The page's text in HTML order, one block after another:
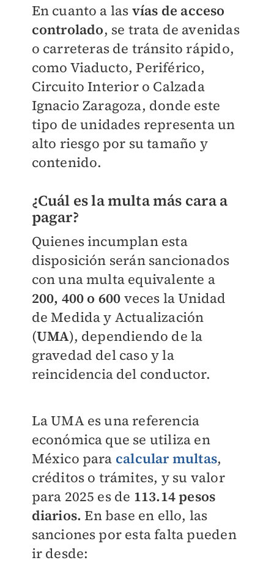
En cuanto a las vías de acceso
controlado, se trata de avenidas
o carreteras de tránsito rápido,
como Viaducto, Periférico,
Circuito Interior o Calzada
Ignacio Zaragoza, donde este
tipo de unidades representa un
alto riesgo por su tamaño y
contenido.
¿Cuál es la multa más cara a
pagar?
Quienes incumplan esta
disposición serán sancionados
con una multa equivalente a
200, 400 o 600 veces la Unidad
de Medida y Actualización
(UMA), dependiendo de la
gravedad del caso y la
reincidencia del conductor.
La UMA es una referencia
económica que se utiliza en
México para calcular multas,
créditos o trámites, y su valor
para 2025 es de 113.14 pesos
diarios. En base en ello, las
sanciones por esta falta pueden
ir desde: